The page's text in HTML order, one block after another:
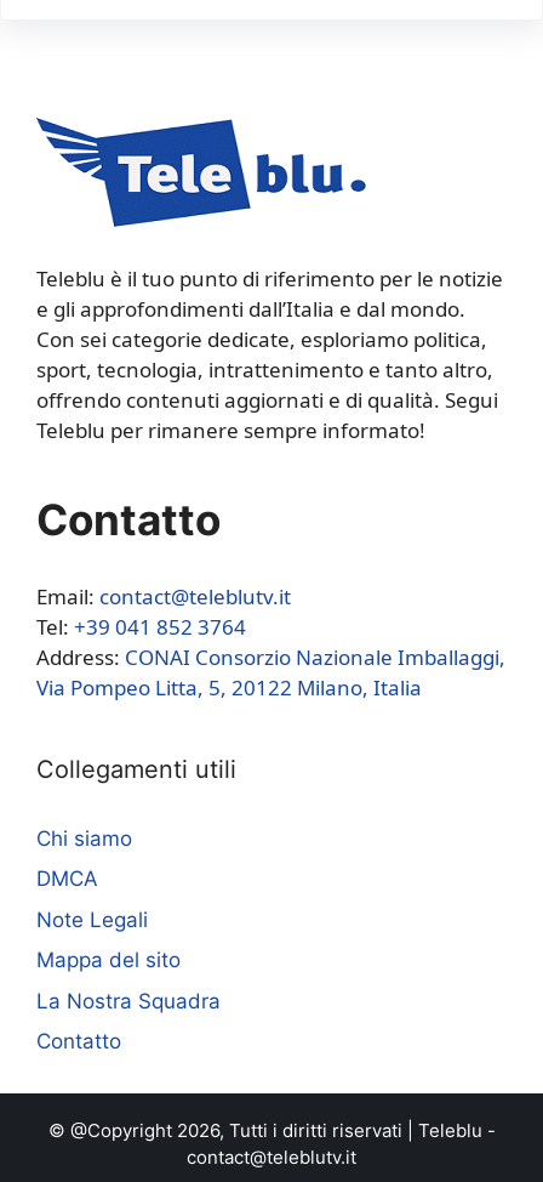
Teleblu è il tuo punto di riferimento per le notizie
e gli approfondimenti dall’Italia e dal mondo.
Con sei categorie dedicate, esploriamo politica,
sport, tecnologia, intrattenimento e tanto altro,
offrendo contenuti aggiornati e di qualità. Segui
Teleblu per rimanere sempre informato!
Contatto
Email: contact@teleblutv.it
Tel: +39 041 852 3764
Address: CONAI Consorzio Nazionale Imballaggi,
Via Pompeo Litta, 5, 20122 Milano, Italia
Collegamenti utili
Chi siamo
DMCA
Note Legali
Mappa del sito
La Nostra Squadra
Contatto
© @Copyright 2026, Tutti i diritti riservati | Teleblu -
contact@teleblutv.it